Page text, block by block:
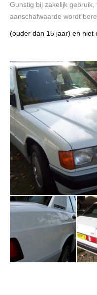
Gunstig bij zakelijk
aanschafwaarde wordt
(ouder dan 15 jaar) en niet